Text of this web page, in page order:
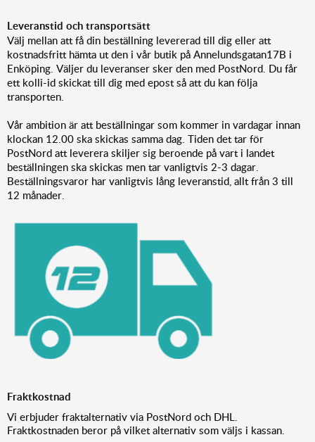
Leveranstid och transportsätt
Välj mellan att få din beställning levererad till dig eller att
kostnadsfritt hämta ut den i vår butik på Annelundsgatan17B i
Enköping. Väljer du leveranser sker den med PostNord . Du får
ett kolli-id skickat till dig med epost så att du kan följa
transporten.
Vår ambition är att beställningar som kommer in vardagar innan
klockan 12.00 ska skickas samma dag. Tiden det tar för
PostNord att leverera skiljer sig beroende på vart i landet
beställningen ska skickas men tar vanligtvis 2-3 dagar.
Beställningsvaror har vanligtvis lång leveranstid, allt från 3 till
12 månader.
Fraktkostnad
Vi erbjuder fraktalternativ via PostNord och DHL.
Fraktkostnaden beror på vilket alternativ som väljs i kassan.